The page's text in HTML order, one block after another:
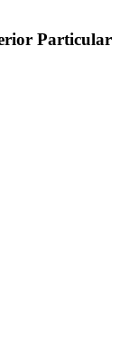
Particular